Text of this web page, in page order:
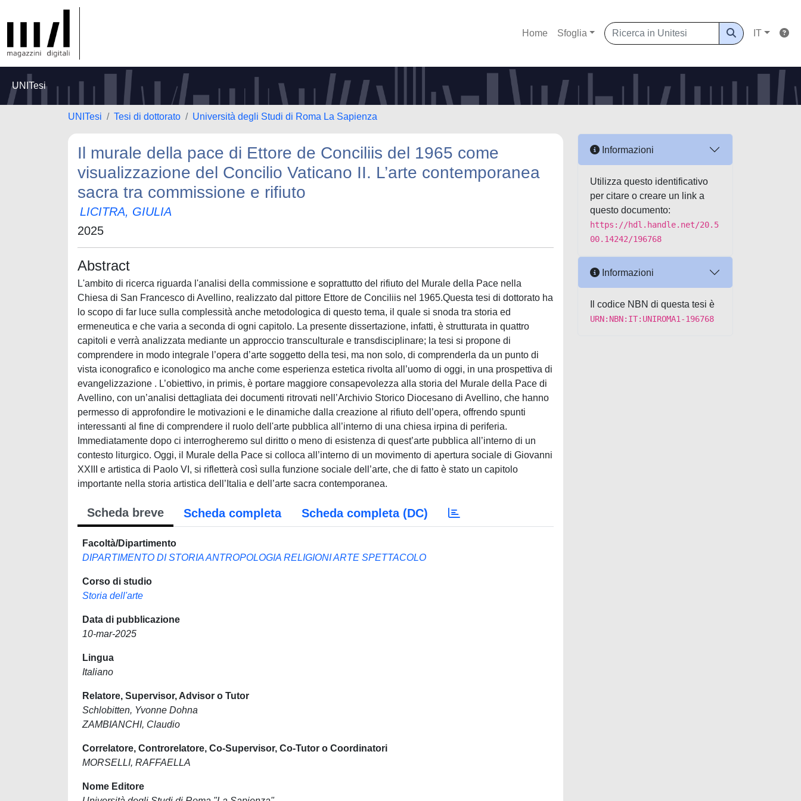
Home Sfoglia IT
UNITesi
UNITesi Tesi di dottorato Università degli Studi di Roma La Sapienza
Il murale della pace di Ettore de Conciliis del 1965 come
visualizzazione del Concilio Vaticano II. L’arte contemporanea
sacra tra commissione e rifiuto
LICITRA, GIULIA
2025
Abstract
L'ambito di ricerca riguarda l'analisi della commissione e soprattutto del rifiuto del Murale della Pace nella
Chiesa di San Francesco di Avellino, realizzato dal pittore Ettore de Conciliis nel 1965.Questa tesi di dottorato ha
lo scopo di far luce sulla complessità anche metodologica di questo tema, il quale si snoda tra storia ed
ermeneutica e che varia a seconda di ogni capitolo. La presente dissertazione, infatti, è strutturata in quattro
capitoli e verrà analizzata mediante un approccio transculturale e transdisciplinare; la tesi si propone di
comprendere in modo integrale l’opera d’arte soggetto della tesi, ma non solo, di comprenderla da un punto di
vista iconografico e iconologico ma anche come esperienza estetica rivolta all’uomo di oggi, in una prospettiva di
evangelizzazione . L’obiettivo, in primis, è portare maggiore consapevolezza alla storia del Murale della Pace di
Avellino, con un’analisi dettagliata dei documenti ritrovati nell’Archivio Storico Diocesano di Avellino, che hanno
permesso di approfondire le motivazioni e le dinamiche dalla creazione al rifiuto dell’opera, offrendo spunti
interessanti al fine di comprendere il ruolo dell'arte pubblica all’interno di una chiesa irpina di periferia.
Immediatamente dopo ci interrogheremo sul diritto o meno di esistenza di quest’arte pubblica all’interno di un
contesto liturgico. Oggi, il Murale della Pace si colloca all’interno di un movimento di apertura sociale di Giovanni
XXIII e artistica di Paolo VI, si rifletterà così sulla funzione sociale dell’arte, che di fatto è stato un capitolo
importante nella storia artistica dell’Italia e dell’arte sacra contemporanea.
Scheda breve Scheda completa Scheda completa (DC)
Facoltà/Dipartimento
DIPARTIMENTO DI STORIA ANTROPOLOGIA RELIGIONI ARTE SPETTACOLO
Corso di studio
Storia dell'arte
Data di pubblicazione
10-mar-2025
Lingua
Italiano
Relatore, Supervisor, Advisor o Tutor
Schlobitten, Yvonne Dohna
ZAMBIANCHI, Claudio
Correlatore, Controrelatore, Co-Supervisor, Co-Tutor o Coordinatori
MORSELLI, RAFFAELLA
Nome Editore
Informazioni
Utilizza questo identificativo
per citare o creare un link a
questo documento:
https://hdl.handle.net/20.5
00.14242/196768
Informazioni
Il codice NBN di questa tesi è
URN:NBN:IT:UNIROMA1-196768